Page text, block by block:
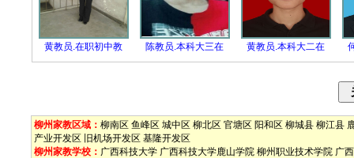
黄教员.在职初中教 陈教员.本科大三在 黄教员.本科大二在
柳州家教区域： 柳南区 鱼峰区 城中区 柳北区 官塘区 阳和区 柳城县 柳江县
产业开发区
旧机场开发区 基隆开发区
柳州家教学校： 广西科技大学 广西科技大学鹿山学院 柳州职业技术学院 广